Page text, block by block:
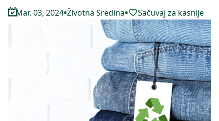
Mar. 03, 2024•Životna Sredina• Sačuvaj za kasnije